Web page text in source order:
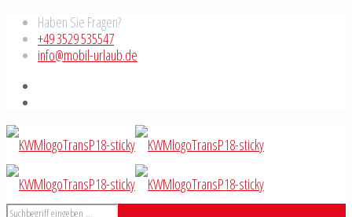
Haben Sie Fragen?
+49 3529 535547
info@mobil-urlaub.de